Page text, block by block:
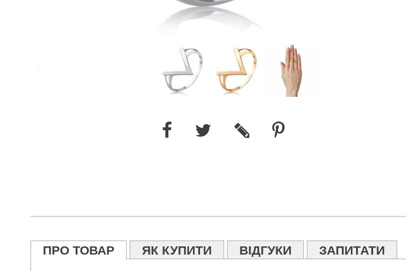
ПРО ТОВАР ЯК КУПИТИ ВІДГУКИ ЗАПИТАТИ